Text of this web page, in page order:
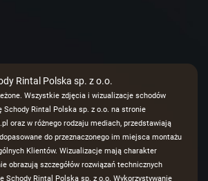
Rintal Polska sp. z o.o.
Wszystkie zdjęcia i wizualizacje schodów
Schody Rintal Polska sp. z o.o. na stronie
oraz w różnego rodzaju mediach, przedstawiają
do przeznaczonego im miejsca montażu
Klientów. Wizualizacje mają charakter
obrazują szczegółów rozwiązań technicznych
Schody Rintal Polska sp. z o.o. Wykorzystywanie